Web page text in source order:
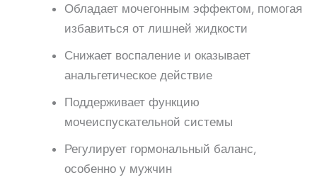
Обладает мочегонным эффектом, помогая
избавиться от лишней жидкости
Снижает воспаление и оказывает
анальгетическое действие
Поддерживает функцию
мочеиспускательной системы
Регулирует гормональный баланс,
особенно у мужчин